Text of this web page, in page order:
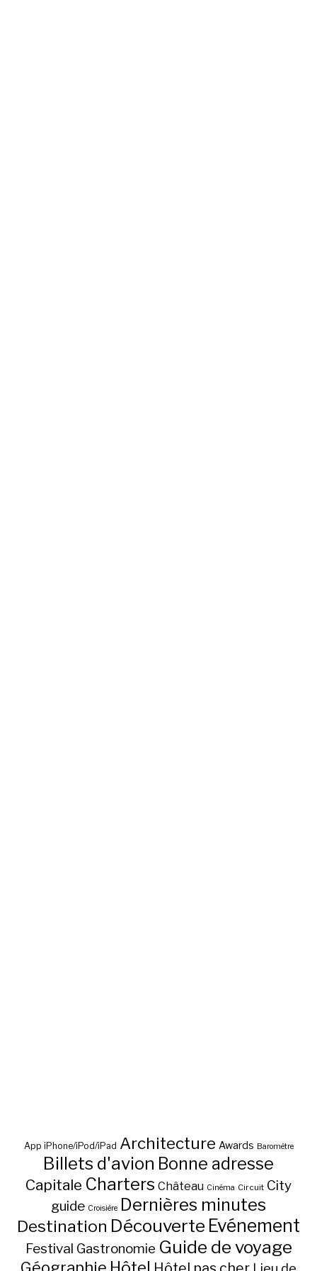
App iPhone/iPod/iPad Architecture Awards Baromètre
Billets d'avion Bonne adresse
Capitale Charters Château Cinéma Circuit City
guide Croisière Dernières minutes
Destination Découverte Evénement
Festival Gastronomie Guide de voyage